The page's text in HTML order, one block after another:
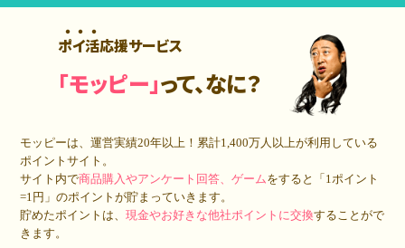
ポイ活応援サービス
「モッピー」って、なに？
モッピーは、運営実績20年以上！累計1,400万人 以上が利用している
ポイントサイト。
サイト内で商品購入やアンケート回答、ゲームをすると「1ポイント
=1円」のポイントが貯まっていきます。
貯めたポイントは、現金やお好きな他社ポイントに交換することがで
きます。